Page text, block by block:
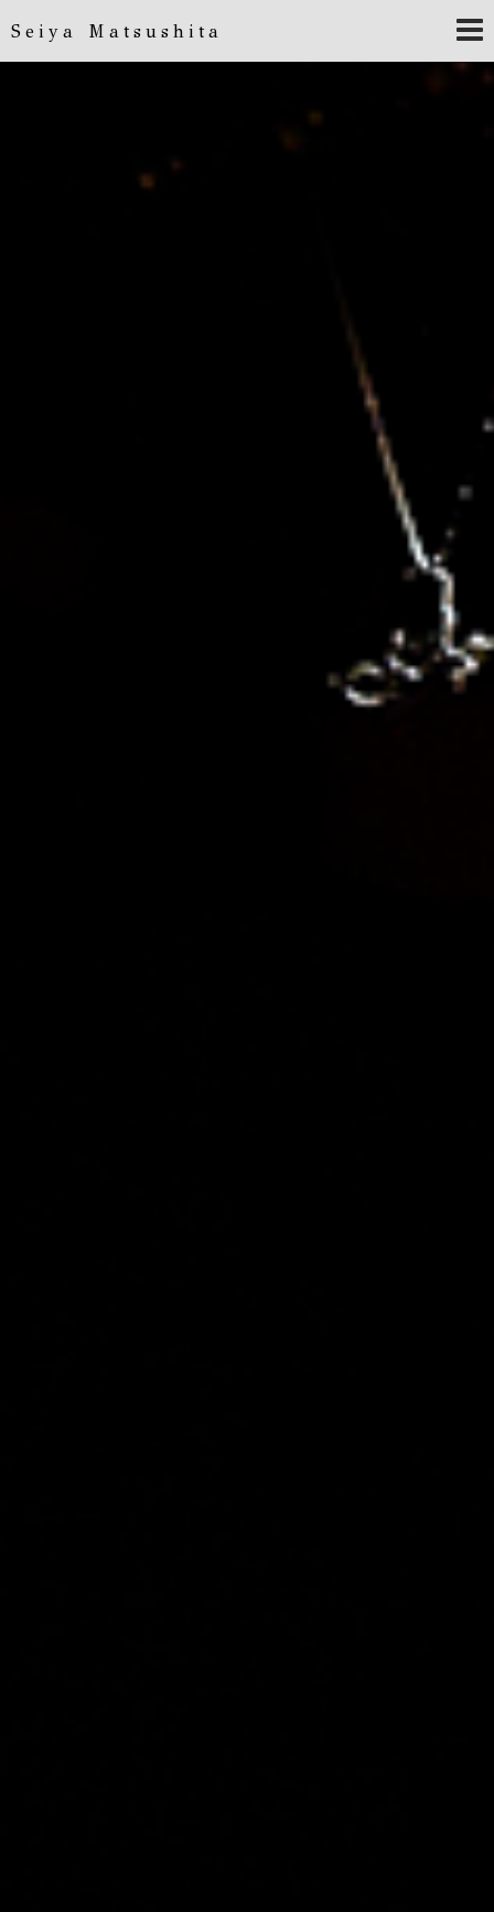
Seiya Matsushita
Seiya Matsushita